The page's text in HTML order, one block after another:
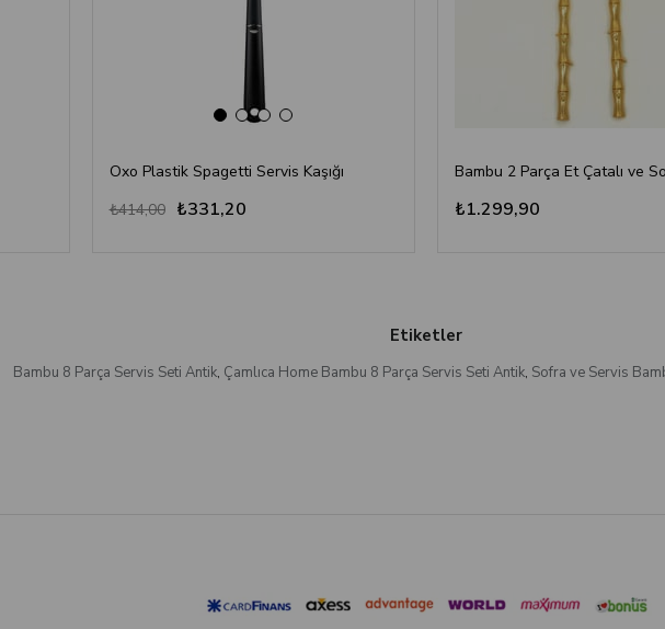
Oxo Plastik Spagetti Servis Kaşığı
₺331,20
₺414,00 ₺1.299,90
Etiketler
Bambu 8 Parça Servis Seti Antik, Çamlıca Home Bambu 8 Parça Servis Seti Antik, Sofra ve Servis